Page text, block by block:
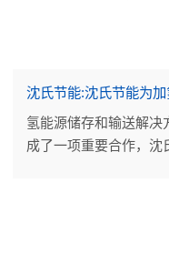
沈氏节能:沈氏节能为
氢能源储存和输送解决
成了一项重要合作，沈